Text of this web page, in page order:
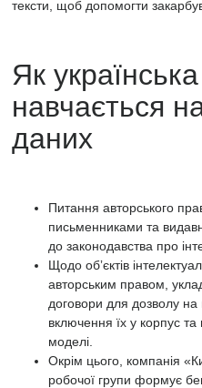
наукових установ.
тексти, щоб допомогти
Як
навчається
даних
Питання авторського
письменниками та
до законодавства про
Щодо обʼєктів
авторським правом,
договори для дозволу
включення їх у корпус
моделі.
Окрім цього, компанія
робочої групи формує